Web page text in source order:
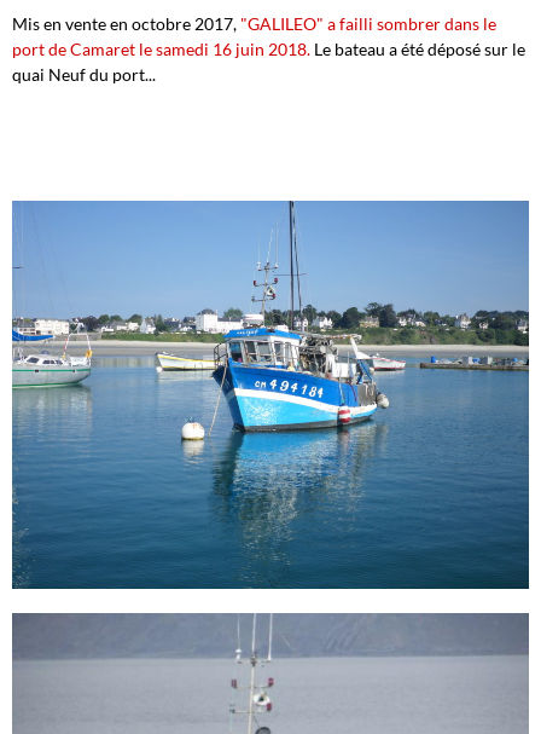
Mis en vente en octobre 2017, "GALILEO" a failli sombrer dans le
port de Camaret le samedi 16 juin 2018. Le bateau a été déposé sur le
quai Neuf du port...